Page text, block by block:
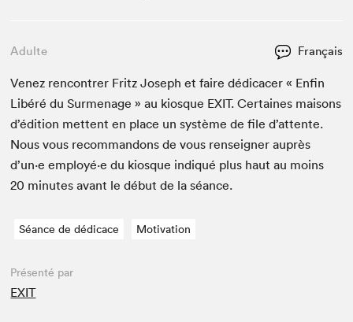
Adulte Français
Venez ren­con­tr­er Fritz Joseph et faire dédi­cac­er « Enfin
Libéré du Sur­me­nage » au kiosque EXIT. Cer­taines maisons
d’édi­tion met­tent en place un sys­tème de file d’at­tente.
Nous vous recom­man­dons de vous ren­seign­er auprès
d’un·e employé·e du kiosque indiqué plus haut au moins
20 min­utes avant le début de la séance.
Séance de dédicace Motivation
Présenté par
EXIT